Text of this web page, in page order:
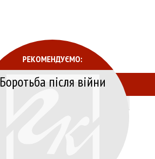
РЕКОМЕНДУЄМО:
Боротьба після війни